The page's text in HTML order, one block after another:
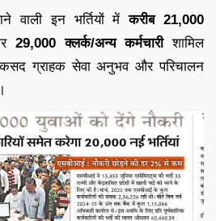
वाली इन भर्तियों मेंकरीब 21,000
29,000 क्लर्क/अन्य कर्मचारीशामिल
ग्राहक सेवा अनुभव और परिचालन